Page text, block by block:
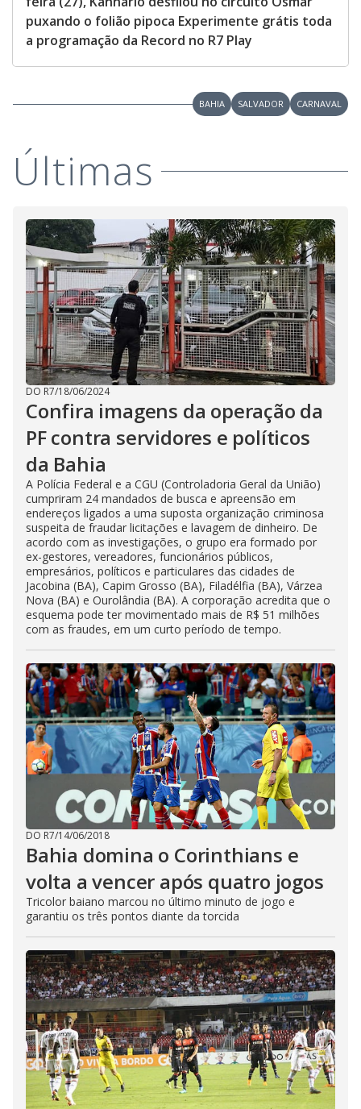
puxando o folião pipoca Experimente grátis toda
a programação da Record no R7 Play
BAHIA SALVADOR CARNAVAL
Últimas
DO R7/18/06/2024
Confira imagens da operação da
PF contra servidores e políticos
da Bahia
A Polícia Federal e a CGU (Controladoria Geral da União)
cumpriram 24 mandados de busca e apreensão em
endereços ligados a uma suposta organização criminosa
suspeita de fraudar licitações e lavagem de dinheiro. De
acordo com as investigações, o grupo era formado por
ex-gestores, vereadores, funcionários públicos,
empresários, políticos e particulares das cidades de
Jacobina (BA), Capim Grosso (BA), Filadélfia (BA), Várzea
Nova (BA) e Ourolândia (BA). A corporação acredita que o
esquema pode ter movimentado mais de R$ 51 milhões
com as fraudes, em um curto período de tempo.
DO R7/14/06/2018
Bahia domina o Corinthians e
volta a vencer após quatro jogos
Tricolor baiano marcou no último minuto de jogo e
garantiu os três pontos diante da torcida